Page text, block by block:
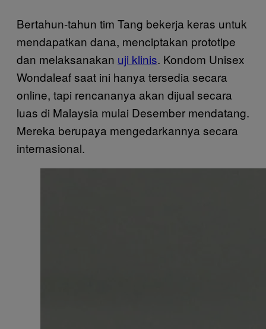
Bertahun-tahun tim Tang bekerja keras untuk
mendapatkan dana, menciptakan prototipe
dan melaksanakan uji klinis. Kondom Unisex
Wondaleaf saat ini hanya tersedia secara
online, tapi rencananya akan dijual secara
luas di Malaysia mulai Desember mendatang.
Mereka berupaya mengedarkannya secara
internasional.